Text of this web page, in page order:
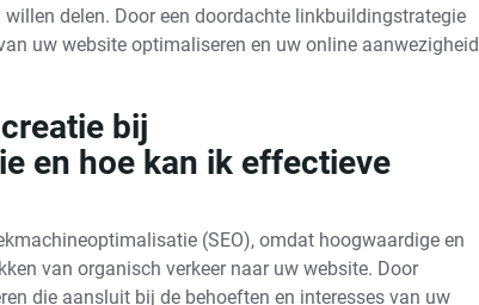
delen. Door een doordachte linkbuildingstrategie
uw website optimaliseren en uw online aanwezigheid
bij
en hoe kan ik effectieve
(SEO), omdat hoogwaardige en
van organisch verkeer naar uw website. Door
die aansluit bij de behoeften en interesses van uw